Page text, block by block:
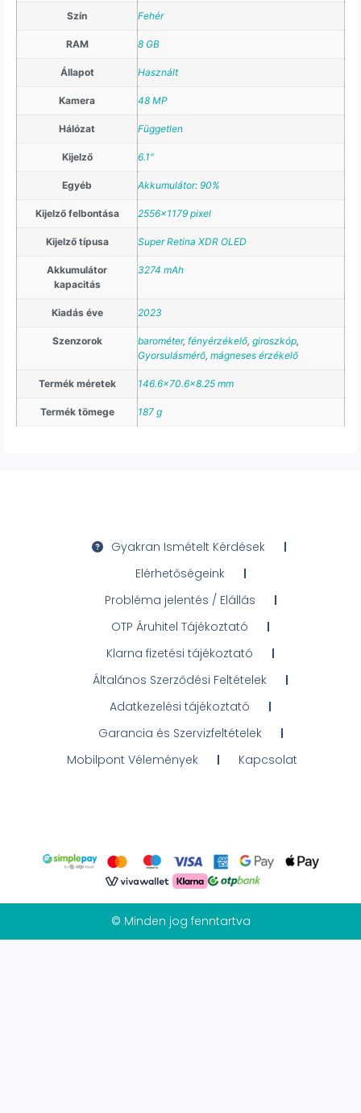
Szín Fehér
RAM 8 GB
Állapot Használt
Kamera 48 MP
Hálózat Független
Kijelző 6.1"
Egyéb Akkumulátor: 90%
Kijelző felbontása 2556×1179 pixel
Kijelző típusa Super Retina XDR OLED
Akkumulátor
kapacitás
3274 mAh
Kiadás éve 2023
Szenzorok barométer, fényérzékelő, giroszkóp,
Gyorsulásmérő, mágneses érzékelő
Termék méretek 146.6×70.6×8.25 mm
Termék tömege 187 g
Gyakran Ismételt Kérdések
Elérhetőségeink
Probléma jelentés / Elállás
OTP Áruhitel Tájékoztató
Klarna fizetési tájékoztató
Általános Szerződési Feltételek
Adatkezelési tájékoztató
Garancia és Szervizfeltételek
Mobilpont Vélemények
Kapcsolat
© Minden jog fenntartva